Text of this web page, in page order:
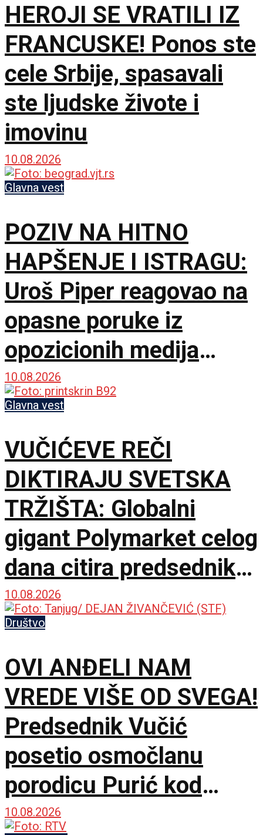
HEROJI SE VRATILI IZ
FRANCUSKE! Ponos ste
cele Srbije, spasavali
ste ljudske živote i
imovinu
10.08.2026
Glavna vest
POZIV NA HITNO
HAPŠENJE I ISTRAGU:
Uroš Piper reagovao na
opasne poruke iz
opozicionih medija
upućene šefu države
10.08.2026
Glavna vest
VUČIĆEVE REČI
DIKTIRAJU SVETSKA
TRŽIŠTA: Globalni
gigant Polymarket celog
dana citira predsednika
Srbije
10.08.2026
Društvo
OVI ANĐELI NAM
VREDE VIŠE OD SVEGA!
Predsednik Vučić
posetio osmočlanu
porodicu Purić kod
Nove Varoši
10.08.2026